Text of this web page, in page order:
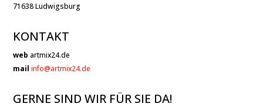
71638 Ludwigsburg
KONTAKT
web artmix24.de
mail info@artmix24.de
GERNE SIND WIR FÜR SIE DA!